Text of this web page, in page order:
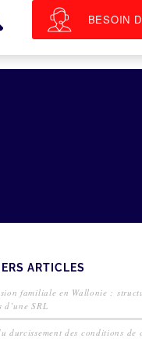
BESOIN
ARTICLES
familiale en Wallonie :
d’une SRL
durcissement des conditions de